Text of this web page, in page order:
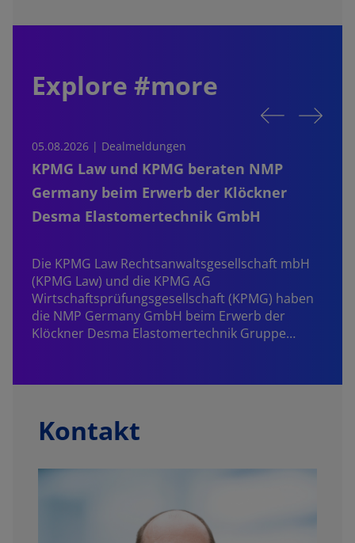
Explore #more
05.08.2026 | Dealmeldungen
KPMG Law und KPMG beraten NMP
Germany beim Erwerb der Klöckner
Desma Elastomertechnik GmbH
Die KPMG Law Rechtsanwaltsgesellschaft mbH
(KPMG Law) und die KPMG AG
Wirtschaftsprüfungsgesellschaft (KPMG) haben
die NMP Germany GmbH beim Erwerb der
Klöckner Desma Elastomertechnik Gruppe…
Kontakt